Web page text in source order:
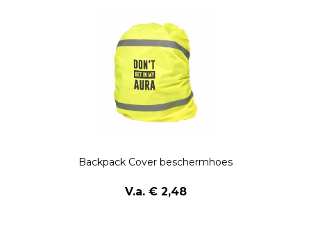
Backpack Cover beschermhoes
V.a. € 2,48